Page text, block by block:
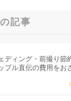
記事
ディング・前撮り節
プル直伝の費用をお